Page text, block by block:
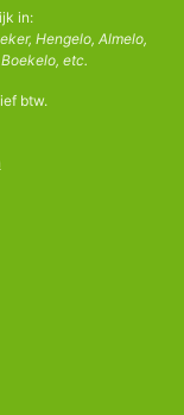
in:
Hengelo, Almelo,
etc.
btw.